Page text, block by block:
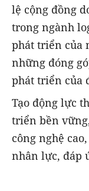
lệ cộng đồng
trong ngành
phát triển của
những đóng
phát triển của
Tạo động lực
triển bền
công nghệ
nhân lực, đáp